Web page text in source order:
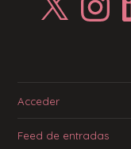
Acceder
Feed de entradas